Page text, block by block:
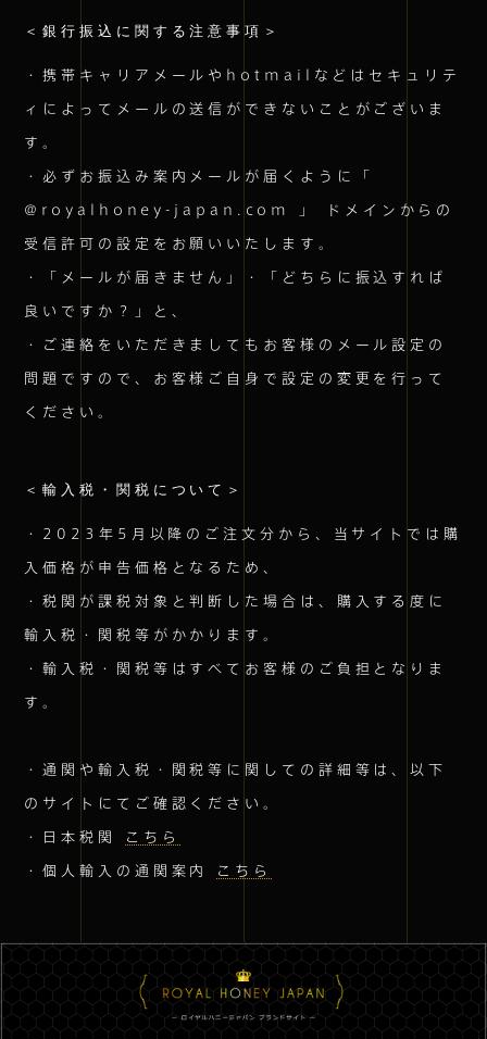
＜銀行振込に関する注意事項＞
・携帯キャリアメールやhotmailなどはセキュリテ
ィによってメールの送信ができないことがございま
す。
・必ずお振込み案内メールが届くように「
@royalhoney-japan.com 」 ドメインからの
受信許可の設定をお願いいたします。
・「メールが届きません」・「どちらに振込すれば
良いですか？」と、
・ご連絡をいただきましてもお客様のメール設定の
問題ですので、お客様ご自身で設定の変更を行って
ください。
＜輸入税・関税について＞
・2023年5月以降のご注文分から、当サイトでは購
入価格が申告価格となるため、
・税関が課税対象と判断した場合は、購入する度に
輸入税・関税等がかかります。
・輸入税・関税等はすべてお客様のご負担となりま
す。
・通関や輸入税・関税等に関しての詳細等は、以下
のサイトにてご確認ください。
・日本税関 こちら
・個人輸入の通関案内 こちら